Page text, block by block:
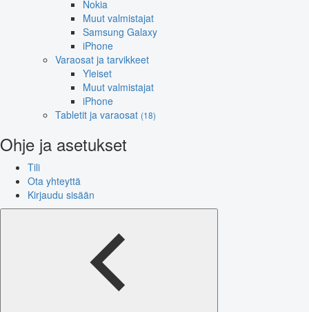
Nokia
Muut valmistajat
Samsung Galaxy
iPhone
Varaosat ja tarvikkeet
Yleiset
Muut valmistajat
iPhone
Tabletit ja varaosat (18)
Ohje ja asetukset
Tili
Ota yhteyttä
Kirjaudu sisään